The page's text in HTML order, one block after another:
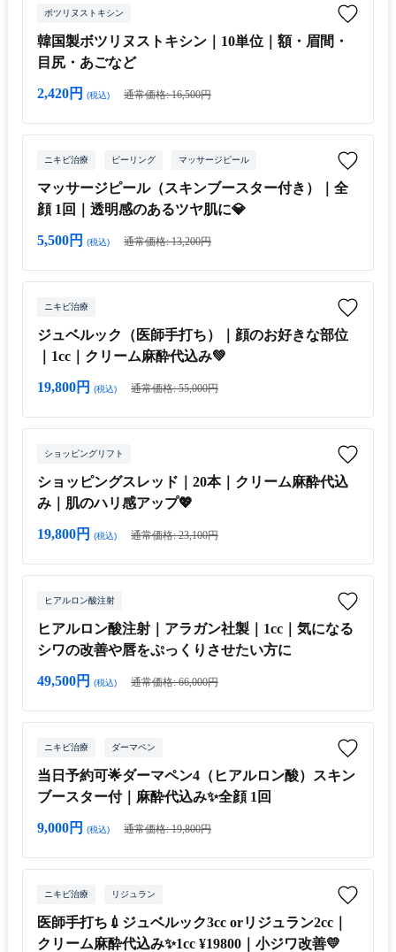
ボツリヌストキシン
韓国製ボツリヌストキシン｜10単位｜額・眉間・
目尻・あごなど
2,420円 (税込) 通常価格: 16,500円
ニキビ治療 ピーリング マッサージピール
マッサージピール（スキンブースター付き）｜全
顔 1回｜透明感のあるツヤ肌に💎
5,500円 (税込) 通常価格: 13,200円
ニキビ治療
ジュベルック（医師手打ち）｜顔のお好きな部位
｜1cc｜クリーム麻酔代込み💚
19,800円 (税込) 通常価格: 55,000円
ショッピングリフト
ショッピングスレッド｜20本｜クリーム麻酔代込
み｜肌のハリ感アップ💖
19,800円 (税込) 通常価格: 23,100円
ヒアルロン酸注射
ヒアルロン酸注射｜アラガン社製｜1cc｜気になる
シワの改善や唇をぷっくりさせたい方に
49,500円 (税込) 通常価格: 66,000円
ニキビ治療 ダーマペン
当日予約可🌟ダーマペン4（ヒアルロン酸）スキン
ブースター付｜麻酔代込み✨全顔 1回
9,000円 (税込) 通常価格: 19,800円
ニキビ治療 リジュラン
医師手打ち💉ジュベルック3cc orリジュラン2cc｜
クリーム麻酔代込み✨1cc ¥19800｜小ジワ改善💛